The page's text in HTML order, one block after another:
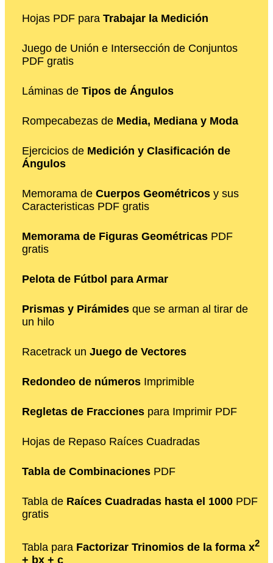
Hojas PDF para Trabajar la Medición
Juego de Unión e Intersección de Conjuntos
PDF gratis
Láminas de Tipos de Ángulos
Rompecabezas de Media, Mediana y Moda
Ejercicios de Medición y Clasificación de
Ángulos
Memorama de Cuerpos Geométricos y sus
Caracteristicas PDF gratis
Memorama de Figuras Geométricas PDF
gratis
Pelota de Fútbol para Armar
Prismas y Pirámides que se arman al tirar de
un hilo
Racetrack un Juego de Vectores
Redondeo de números Imprimible
Regletas de Fracciones para Imprimir PDF
Hojas de Repaso Raíces Cuadradas
Tabla de Combinaciones PDF
Tabla de Raíces Cuadradas hasta el 1000 PDF
gratis
Tabla para Factorizar Trinomios de la forma x2
+ bx + c